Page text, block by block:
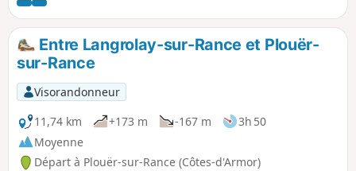
chaque heure de la marée. Après une transition à travers
les hameaux aux maisons de pierres aux architectures
traditionnelles, elle continue tout en vert en forêt, où les
hêtres et châtaigniers de plus de 25 mètres de hauteur
impressionnent toujours et où les chemins creux attendent
le randonneur. Attention en hiver, certaines sections seront
humides. Mais en été n'hésitez pas, très aérée et ombragée
elle sera une occasion de trouver une agréable fraîcheur en
pleine nature.
Entre Langrolay-sur-Rance et Plouër-
sur-Rance
Visorandonneur
11,74 km
+173 m -167 m
3h 50
Moyenne
Départ à Plouër-sur-Rance (Côtes-d'Armor)